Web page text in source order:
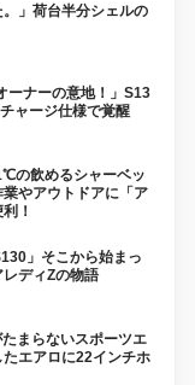
。」荷台半分シェルの
ーナーの意地！」S13
ャージ仕様で覚醒
の飲めるシャーベッ
業やアウトドアに「ア
！
」そこから始まっ
ディZの物語
まらないスポーツエ
エアロに22インチホ